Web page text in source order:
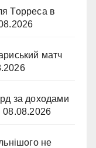
Торреса в
матч
за доходами
08.08.2026
не